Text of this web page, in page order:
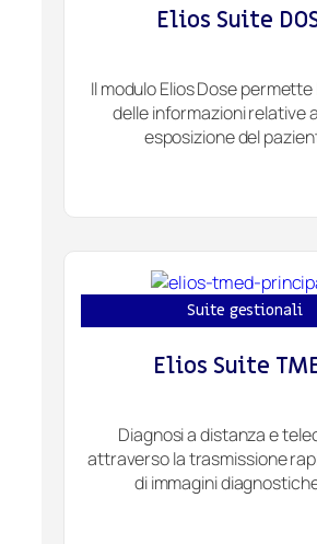
Elios Suite
Il modulo Elios Dose
delle informazioni relative
esposizione del
Suite gestionali
Elios Suite
Diagnosi a distanza e
attraverso la trasmissione
di immagini